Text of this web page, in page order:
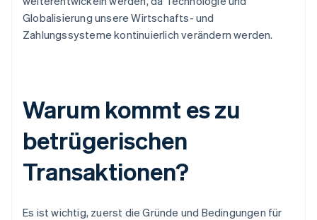
Globalisierung unsere Wirtschafts- und
Zahlungssysteme kontinuierlich verändern werden.
Warum kommt es zu
betrügerischen
Transaktionen?
Es ist wichtig, zuerst die Gründe und Bedingungen für